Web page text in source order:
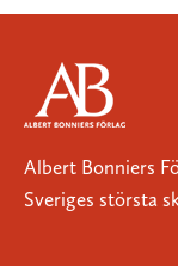
Albert Bonniers
Sveriges största